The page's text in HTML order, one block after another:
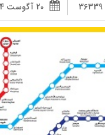
20 آگوست 2024 - 21:08